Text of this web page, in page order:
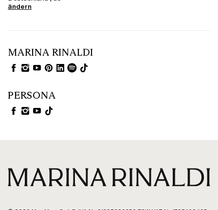
ändern
MARINA RINALDI
PERSONA